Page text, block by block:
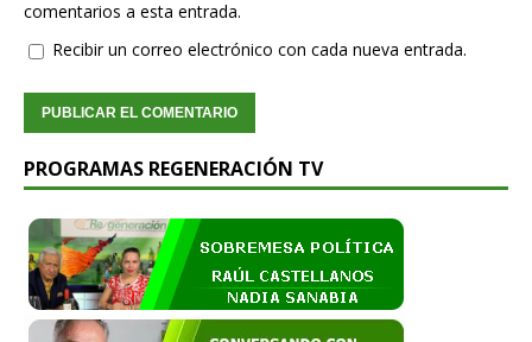
comentarios a esta entrada.
Recibir un correo electrónico con cada nueva entrada.
PROGRAMAS REGENERACIÓN TV